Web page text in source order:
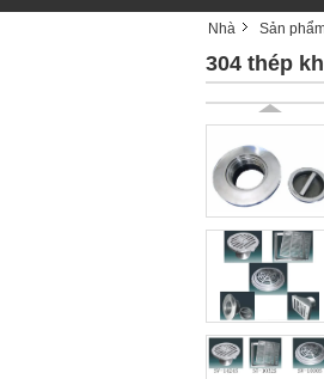
Nhà Sản
304 thép